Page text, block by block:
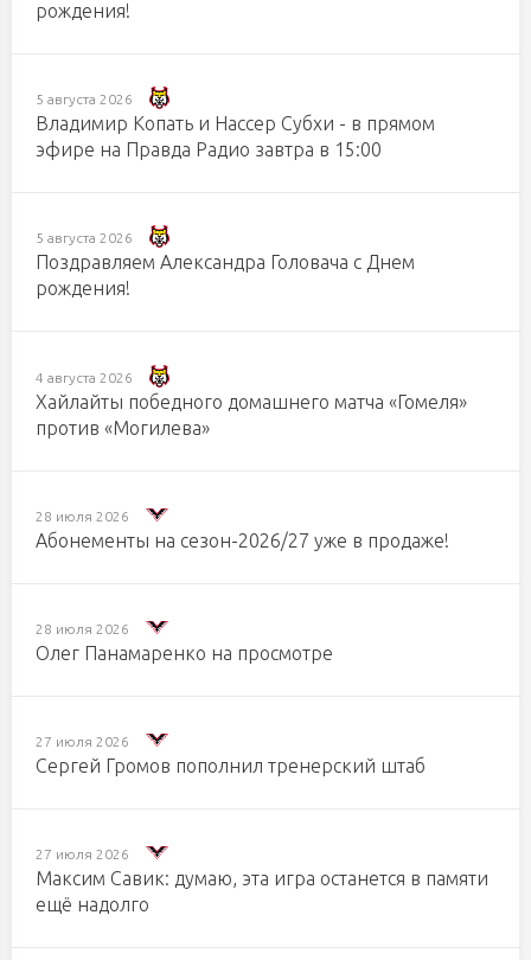
рождения!
5 августа 2026
Владимир Копать и Нассер Субхи - в прямом
эфире на Правда Радио завтра в 15:00
5 августа 2026
Поздравляем Александра Головача с Днем
рождения!
4 августа 2026
Хайлайты победного домашнего матча «Гомеля»
против «Могилева»
28 июля 2026
Абонементы на сезон-2026/27 уже в продаже!
28 июля 2026
Олег Панамаренко на просмотре
27 июля 2026
Сергей Громов пополнил тренерский штаб
27 июля 2026
Максим Савик: думаю, эта игра останется в памяти
ещё надолго